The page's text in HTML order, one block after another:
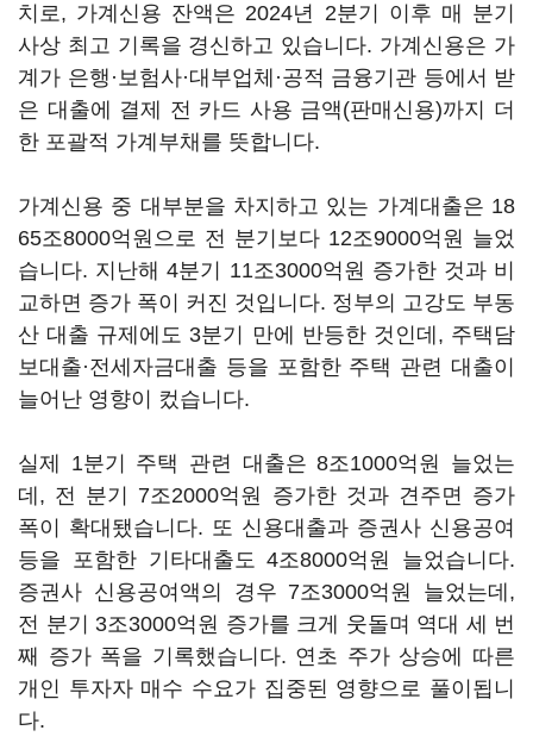
치로, 가계신용 잔액은 2024년 2분기 이후 매 분기
사상 최고 기록을 경신하고 있습니다. 가계신용은 가
계가 은행·보험사·대부업체·공적 금융기관 등에서 받
은 대출에 결제 전 카드 사용 금액(판매신용)까지 더
한 포괄적 가계부채를 뜻합니다.
가계신용 중 대부분을 차지하고 있는 가계대출은 18
65조8000억원으로 전 분기보다 12조9000억원 늘었
습니다. 지난해 4분기 11조3000억원 증가한 것과 비
교하면 증가 폭이 커진 것입니다. 정부의 고강도 부동
산 대출 규제에도 3분기 만에 반등한 것인데, 주택담
보대출·전세자금대출 등을 포함한 주택 관련 대출이
늘어난 영향이 컸습니다.
실제 1분기 주택 관련 대출은 8조1000억원 늘었는
데, 전 분기 7조2000억원 증가한 것과 견주면 증가
폭이 확대됐습니다. 또 신용대출과 증권사 신용공여
등을 포함한 기타대출도 4조8000억원 늘었습니다.
증권사 신용공여액의 경우 7조3000억원 늘었는데,
전 분기 3조3000억원 증가를 크게 웃돌며 역대 세 번
째 증가 폭을 기록했습니다. 연초 주가 상승에 따른
개인 투자자 매수 수요가 집중된 영향으로 풀이됩니
다.